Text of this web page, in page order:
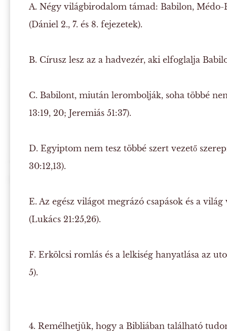
A. Négy világbirodalom támad: Babilon, Médo-
(Dániel 2., 7. és 8. fejezetek).
B. Círusz lesz az a hadvezér, aki elfoglalja
C. Babilont, miután lerombolják, soha többé
13:19, 20; Jeremiás 51:37).
D. Egyiptom nem tesz többé szert vezető
30:12,13).
E. Az egész világot megrázó csapások és a
(Lukács 21:25,26).
F. Erkölcsi romlás és a lelkiség hanyatlása az
5).
4. Remélhetjük, hogy a Bibliában található